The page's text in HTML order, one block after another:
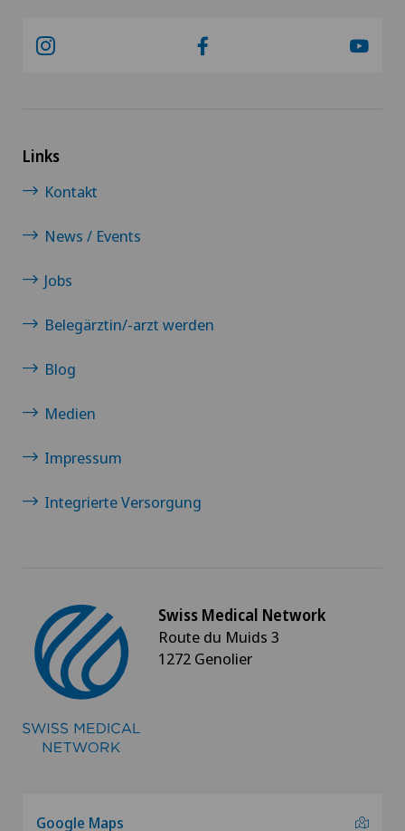
Kurzsichtigkeit (Myopie)
LBV-Verfahren
Lymphologie
Magenchirurgie
MRT
Multiple Sklerose (MS)
Mund- Kiefer- und Gesichtschirurgie
Links
Kontakt
News / Events
Jobs
Belegärztin/-arzt werden
Blog
Medien
Impressum
Integrierte Versorgung
Swiss Medical Network
Route du Muids 3
1272 Genolier
Google Maps